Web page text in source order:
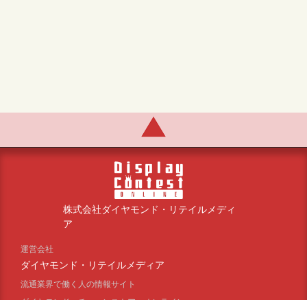
株式会社ダイヤモンド・リテイルメディ
ア
運営会社
ダイヤモンド・リテイルメディア
流通業界で働く人の情報サイト